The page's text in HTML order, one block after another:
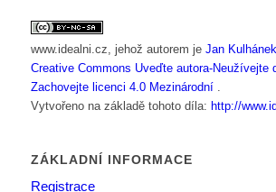
www.idealni.cz , jehož autorem je Jan Kulhánek
Creative Commons Uveďte autora-Neužívejte
Zachovejte licenci 4.0 Mezinárodní
Vytvořeno na základě tohoto díla: http://
ZÁKLADNÍ INFORMACE
Registrace